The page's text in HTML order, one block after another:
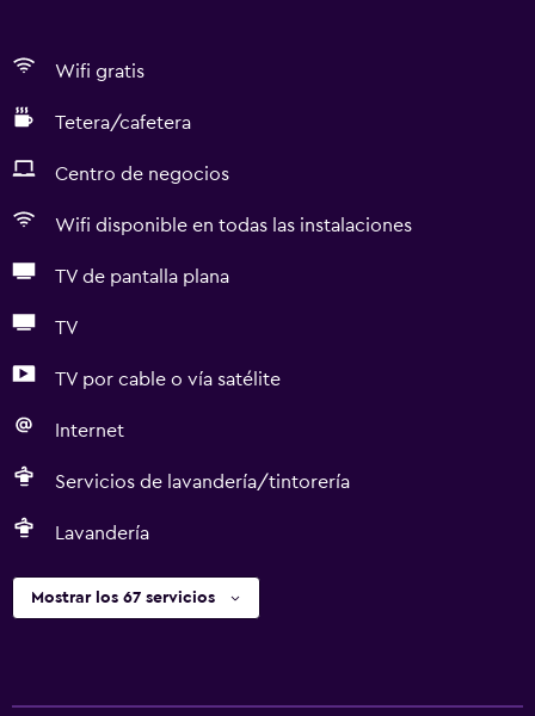
Wifi gratis
Tetera/cafetera
Centro de negocios
Wifi disponible en todas las instalaciones
TV de pantalla plana
TV
TV por cable o vía satélite
Internet
Servicios de lavandería/tintorería
Lavandería
Mostrar los 67 servicios